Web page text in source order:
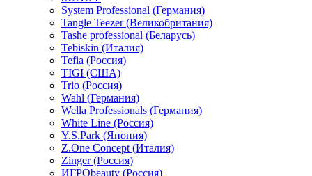
System Professional (Германия)
Tangle Teezer (Великобритания)
Tashe professional (Беларусь)
Tebiskin (Италия)
Tefia (Россия)
TIGI (США)
Trio (Россия)
Wahl (Германия)
Wella Professionals (Германия)
White Line (Россия)
Y.S.Park (Япония)
Z.One Concept (Италия)
Zinger (Россия)
ИГРОbeauty (Россия)